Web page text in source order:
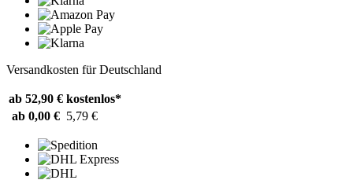
Versandkosten für Deutschland
ab 52,90 € kostenlos*
ab 0,00 € 5,79 €